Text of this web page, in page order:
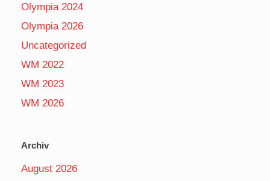
Olympia 2024
Olympia 2026
Uncategorized
WM 2022
WM 2023
WM 2026
Archiv
August 2026